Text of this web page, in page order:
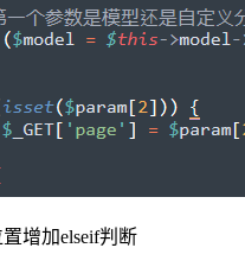
增加elseif判断